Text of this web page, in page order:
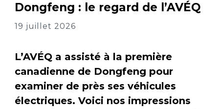
Dongfeng : le regard de l’AVÉQ
19 juillet 2026
L’AVÉQ a assisté à la première
canadienne de Dongfeng pour
examiner de près ses véhicules
électriques. Voici nos impressions